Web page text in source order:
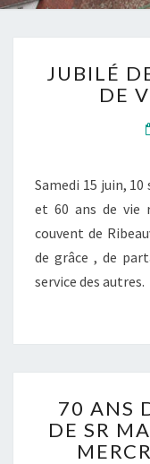
JUBILÉ
DE
Samedi 15 juin,
et 60 ans de vie
couvent de
de grâce , de
service des autres.
70 ANS
DE SR